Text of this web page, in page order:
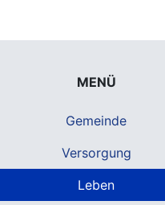
MENÜ
Gemeinde
Versorgung
Leben